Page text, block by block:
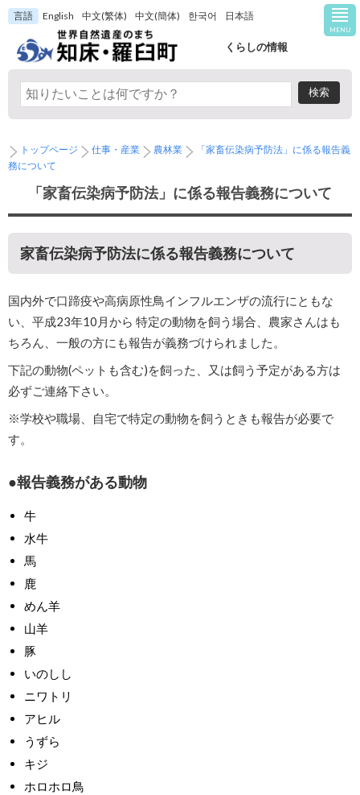
言語 English 中文(繁体) 中文(簡体) 한국어 日本語
くらしの情報
トップページ 仕事・産業 農林業
「家畜伝染病予防法」に係る報告義
務について
「家畜伝染病予防法」に係る報告義務について
家畜伝染病予防法に係る報告義務について
国内外で口蹄疫や高病原性鳥インフルエンザの流行にともな
い、平成23年10月から 特定の動物を飼う場合、農家さんはも
ちろん、一般の方にも報告が義務づけられました。
下記の動物(ペットも含む)を飼った、又は飼う予定がある方は
必ずご連絡下さい。
※学校や職場、自宅で特定の動物を飼うときも報告が必要で
す。
報告義務がある動物
牛
水牛
馬
鹿
めん羊
山羊
豚
いのしし
ニワトリ
アヒル
うずら
キジ
ホロホロ鳥
MENU